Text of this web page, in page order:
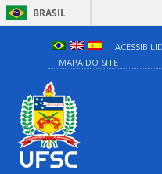
BRASIL
MAPA DO SITE